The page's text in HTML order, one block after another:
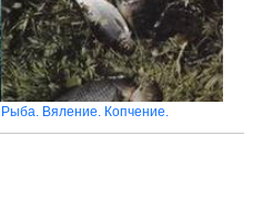
Рыба. Вяление. Копчение.